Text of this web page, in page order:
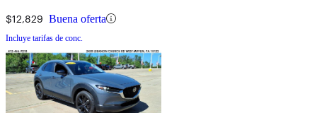
$12,829 Buena oferta
Incluye tarifas de conc.